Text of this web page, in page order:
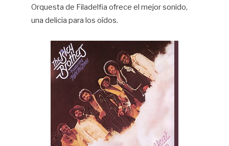
Orquesta de Filadelfia ofrece el mejor sonido,
una delicia para los oídos.